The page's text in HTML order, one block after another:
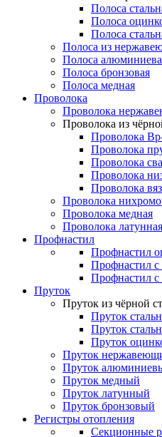
Полоса
Полоса
Полоса
Полоса из
Полоса
Полоса бронзовая
Полоса медная
Проволока
Проволока
Проволока из
Проволока
Проволока
Проволока
Проволока
Проволока
Проволока
Проволока медная
Проволока латунная
Профнастил
Профнастил
Профнастил
Профнастил
Пруток
Пруток из чёрной
Пруток
Пруток
Пруток
Пруток
Пруток
Пруток медный
Пруток латунный
Пруток бронзовый
Регистры отопления
Секционные